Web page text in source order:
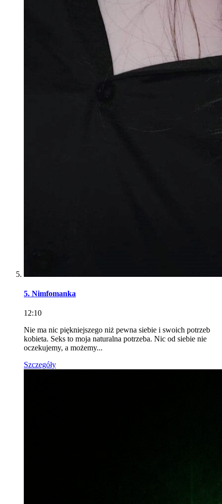
5. Nimfomanka
12:10
Nie ma nic piękniejszego niż pewna siebie i swoich potrzeb
kobieta. Seks to moja naturalna potrzeba. Nic od siebie nie
oczekujemy, a możemy...
Szczegóły